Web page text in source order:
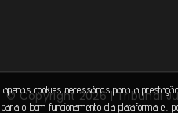
© Copyright 2026 | Tribunal
cookies necessários para a
o bom funcionamento da plataforma